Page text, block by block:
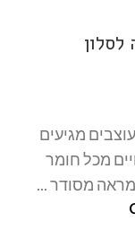
לסלון
מגיעים
מכל חומר
מסודר ...